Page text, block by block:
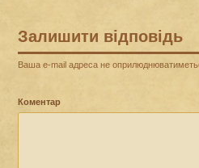
Залишити відповідь
Ваша e-mail адреса не
Коментар